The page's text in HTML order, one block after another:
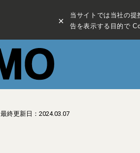
×
当サイトでは当社の
告を表示する目的で
最終更新日：2024.03.07